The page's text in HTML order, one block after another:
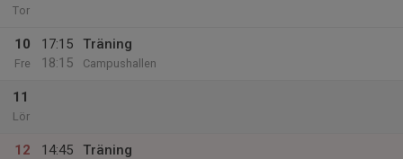
Tor
10
Fre
17:15
18:15
Träning
Campushallen
11
Lör
12
14:45
Träning